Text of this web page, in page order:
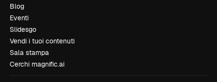
Blog
Eventi
Slidesgo
Vendi i tuoi contenuti
Sala stampa
Cerchi magnific.ai